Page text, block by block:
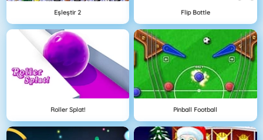
Eşleştir 2 Flip Bottle
Roller Splat! Pinball Football